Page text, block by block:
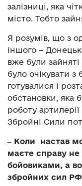
залізниці, яка
місто. Тобто
Я розумів, що з
іншого –
вже були
було очікувати
готувалися і
обстановки, яка
роботу
Збройні Сили
‒ Коли настав
маєте справу
бойовиками, а
збройних сил